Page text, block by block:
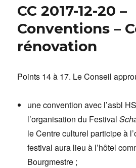
CC 2017-12-20 –
Conventions –
rénovation
Points 14 à 17. Le Conseil
une convention avec l’asbl
l’organisation du Festival
le Centre culturel participe à
festival aura lieu à l’hôtel
Bourgmestre ;